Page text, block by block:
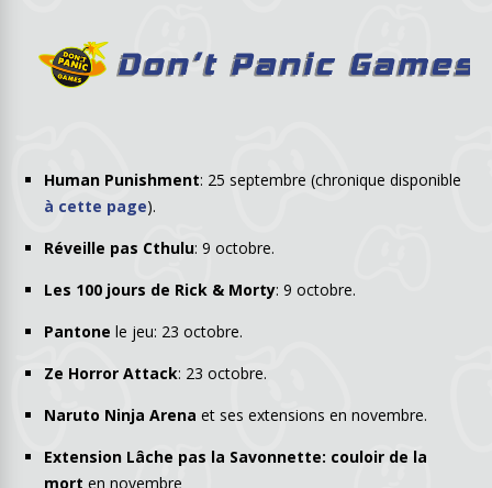
Human Punishment: 25 septembre (chronique disponible
à cette page).
Réveille pas Cthulu: 9 octobre.
Les 100 jours de Rick & Morty: 9 octobre.
Pantone le jeu: 23 octobre.
Ze Horror Attack: 23 octobre.
Naruto Ninja Arena et ses extensions en novembre.
Extension Lâche pas la Savonnette: couloir de la
mort en novembre